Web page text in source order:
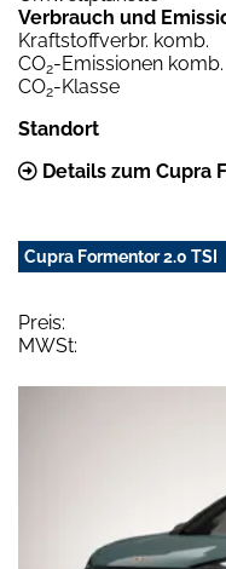
Verbrauch und
Kraftstoffverbr. komb.
CO2-Emissionen komb.
CO2-Klasse
Standort
Details zum Cupra
Cupra Formentor 2.0 TSI
Preis:
MWSt: